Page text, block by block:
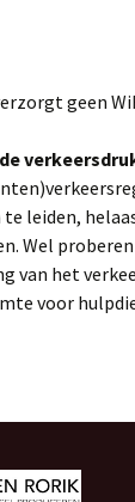
geen
te leiden,
Wel
van het
voor